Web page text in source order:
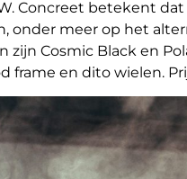
Concreet betekent
onder meer op het
zijn Cosmic Black en
frame en dito wielen.